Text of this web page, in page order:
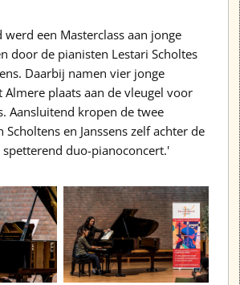
werd een Masterclass aan jonge
door de pianisten Lestari Scholtes
Daarbij namen vier jonge
plaats aan de vleugel voor
Aansluitend kropen de twee
en Janssens zelf achter de
duo-pianoconcert.'